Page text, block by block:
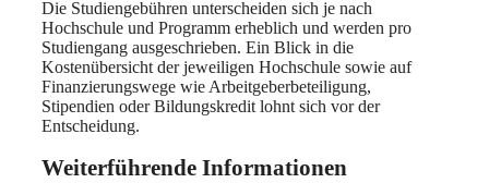
Die Studiengebühren unterscheiden sich je nach
Hochschule und Programm erheblich und werden pro
Studiengang ausgeschrieben. Ein Blick in die
Kostenübersicht der jeweiligen Hochschule sowie auf
Finanzierungswege wie Arbeitgeberbeteiligung,
Stipendien oder Bildungskredit lohnt sich vor der
Entscheidung.
Weiterführende Informationen